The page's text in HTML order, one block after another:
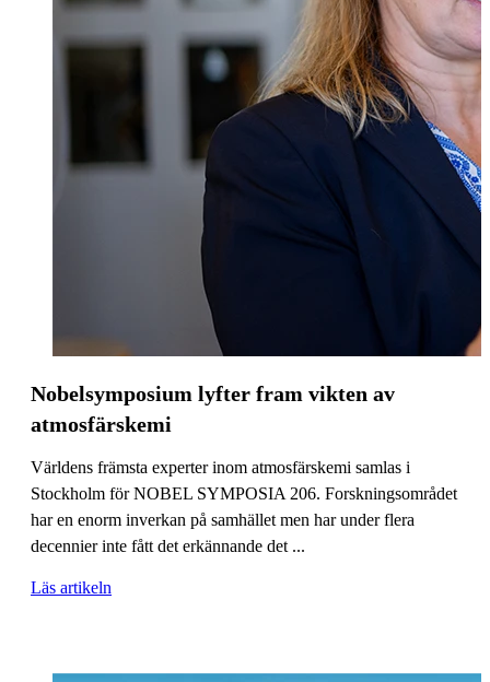
Nobelsymposium lyfter fram vikten av
atmosfärskemi
Världens främsta experter inom atmosfärskemi samlas i
Stockholm för NOBEL SYMPOSIA 206. Forskningsområdet
har en enorm inverkan på samhället men har under flera
decennier inte fått det erkännande det ...
Läs artikeln